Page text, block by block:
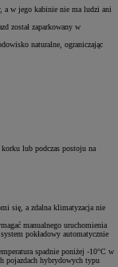
a w jego kabinie nie ma ludzi ani
został zaparkowany w
naturalne, ograniczając
lub podczas postoju na
się, a zdalna klimatyzacja nie
manualnego uruchomienia
pokładowy automatycznie
spadnie poniżej -10°C w
pojazdach hybrydowych typu